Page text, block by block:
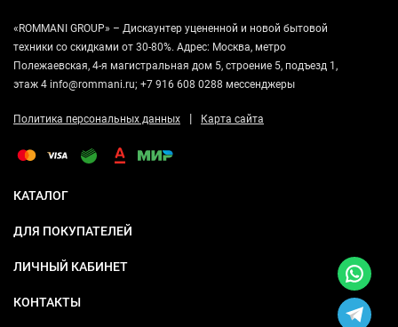
«ROMMANI GROUP» – Дискаунтер уцененной и новой бытовой
техники со скидками от 30-80%. Адрес: Москва, метро
Полежаевская, 4-я магистральная дом 5, строение 5, подъезд 1,
этаж 4 info@rommani.ru; +7 916 608 0288 мессенджеры
Политика персональных данных | Карта сайта
КАТАЛОГ
ДЛЯ ПОКУПАТЕЛЕЙ
ЛИЧНЫЙ КАБИНЕТ
КОНТАКТЫ